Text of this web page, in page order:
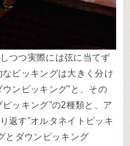
つつ実際には弦に当てず
ピッキングは大きく分け
ンピッキング”と、その
ッキング”の2種類と、ア
返す”オルタネイトピッキ
とダウンピッキング